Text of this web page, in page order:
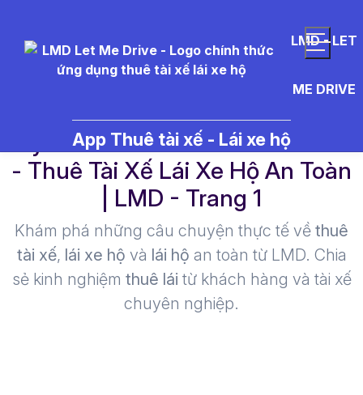
LMD - LET
ME DRIVE
App Thuê tài xế - Lái xe hộ
- Thuê Tài Xế Lái Xe Hộ An Toàn
| LMD - Trang 1​
Khám phá những câu chuyện thực tế về thuê
tài xế, lái xe hộ và lái hộ an toàn từ LMD. Chia
sẻ kinh nghiệm thuê lái từ khách hàng và tài xế
chuyên nghiệp.